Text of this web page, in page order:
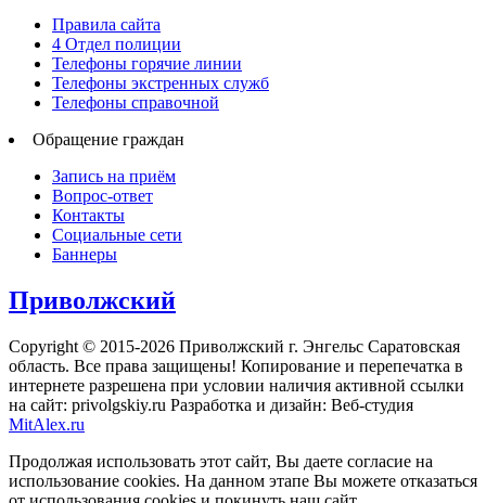
Правила сайта
4 Отдел полиции
Телефоны горячие линии
Телефоны экстренных служб
Телефоны справочной
Обращение граждан
Запись на приём
Вопрос-ответ
Контакты
Социальные сети
Баннеры
Приволжский
Copyright © 2015-2026 Приволжский г. Энгельс Саратовская
область. Все права защищены! Копирование и перепечатка в
интернете разрешена при условии наличия активной ссылки
на сайт: privolgskiy.ru Разработка и дизайн: Веб-студия
MitAlex.ru
Продолжая использовать этот сайт, Вы даете согласие на
использование cookies. На данном этапе Вы можете отказаться